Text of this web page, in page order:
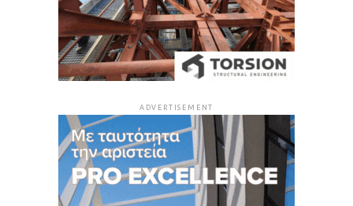
ADVERTISEMENT